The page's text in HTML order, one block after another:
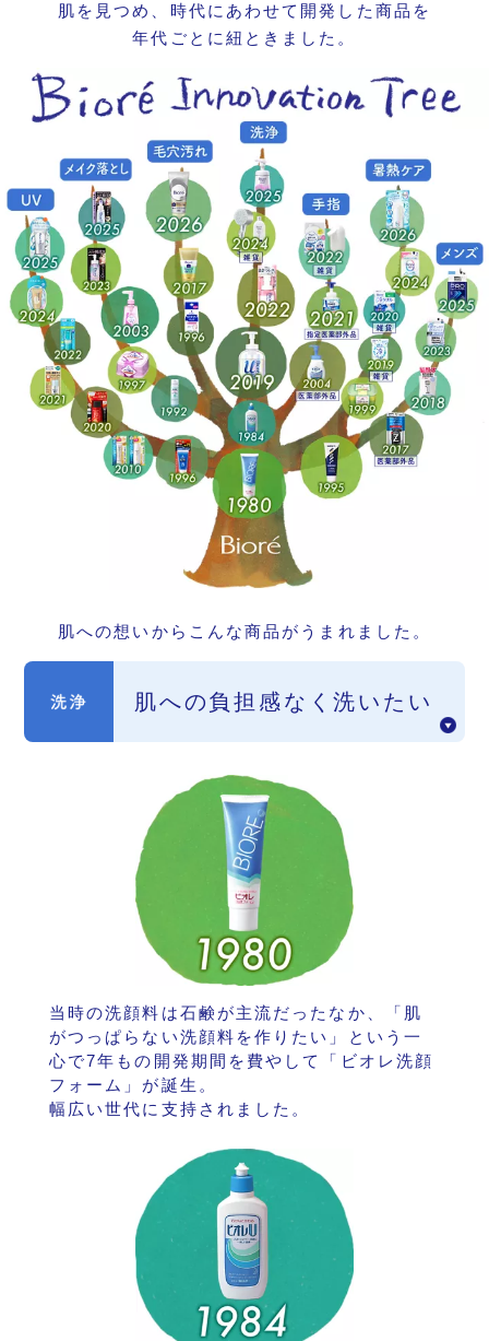
肌を見つめ、 時代にあわせて開発した商品を
年代ごとに紐ときました。
肌への想いからこんな商品がうまれました。
肌への負担感なく洗いたい
当時の洗顔料は石鹸が主流だったなか、「肌
がつっぱらない洗顔料を作りたい」という一
心で7年もの開発期間を費やして「ビオレ洗顔
フォーム」が誕生。
幅広い世代に支持されました。